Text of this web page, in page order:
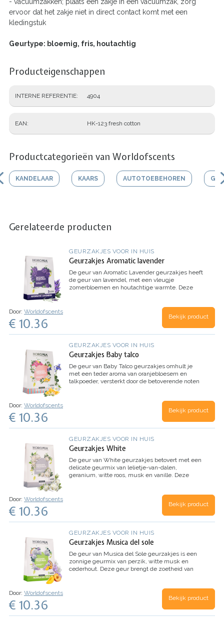
ervoor dat het zakje niet in direct contact komt met een
kledingstuk
Geurtype: bloemig, fris, houtachtig
Producteigenschappen
INTERNE REFERENTIE 4904
EAN HK-123 fresh cotton
Productcategorieën van Worldofscents
KANDELAAR KAARS AUTOTOEBEHOREN
Gerelateerde producten
GEURZAKJES VOOR IN HUIS
Geurzakjes Aromatic lavender
De geur van Aromatic Lavendergeurzakjes heeft
de geur van lavendel, met een vleugje
zomerbloemen en houtachtige warmte. Deze
zomerbloemen en een subtiele aardse toon van
hout. Plaats deze geurzakjes overal waar je een
ontspannende en verfrissende geurervaring wilt
beleven.
Door: Worldofscents
€ 10.36 Bekijk product
GEURZAKJES VOOR IN HUIS
Geurzakjes Baby talco
De geur van Baby Talco geurzakjes omhult je
met een teder aroma van oranjebloesem en
talkpoeder, versterkt door de betoverende noten
blijvende diepte. Plaats deze geurzakjes overal
waar je een zachte en rustgevende geurervaring
wilt beleven, perfect voor het creëren van een
ontspannen sfeer.
Door: Worldofscents
€ 10.36 Bekijk product
GEURZAKJES VOOR IN HUIS
Geurzakjes White
De geur van White geurzakjes betovert met een
delicate geurmix van lelietje-van-dalen,
geranium, witte roos, musk en vanille. Deze
en vanille geven een sensuele en blijvende
diepte aan deze elegante geur. Plaats deze
geurzakjes overal waar je een subtiele en
verfijnde geurervaring wilt beleven.
Door: Worldofscents
€ 10.36 Bekijk product
GEURZAKJES VOOR IN HUIS
Geurzakjes Musica del sole
De geur van Musica del Sole geurzakjes is een
zonnige geurmix van perzik, witte musk en
cederhout. Deze geur brengt de zoetheid van
geurzakjes overal waar je een opbeurende en
warme geurervaring wilt beleven, en laat de zon
Door: Worldofscents
€ 10.36 Bekijk product